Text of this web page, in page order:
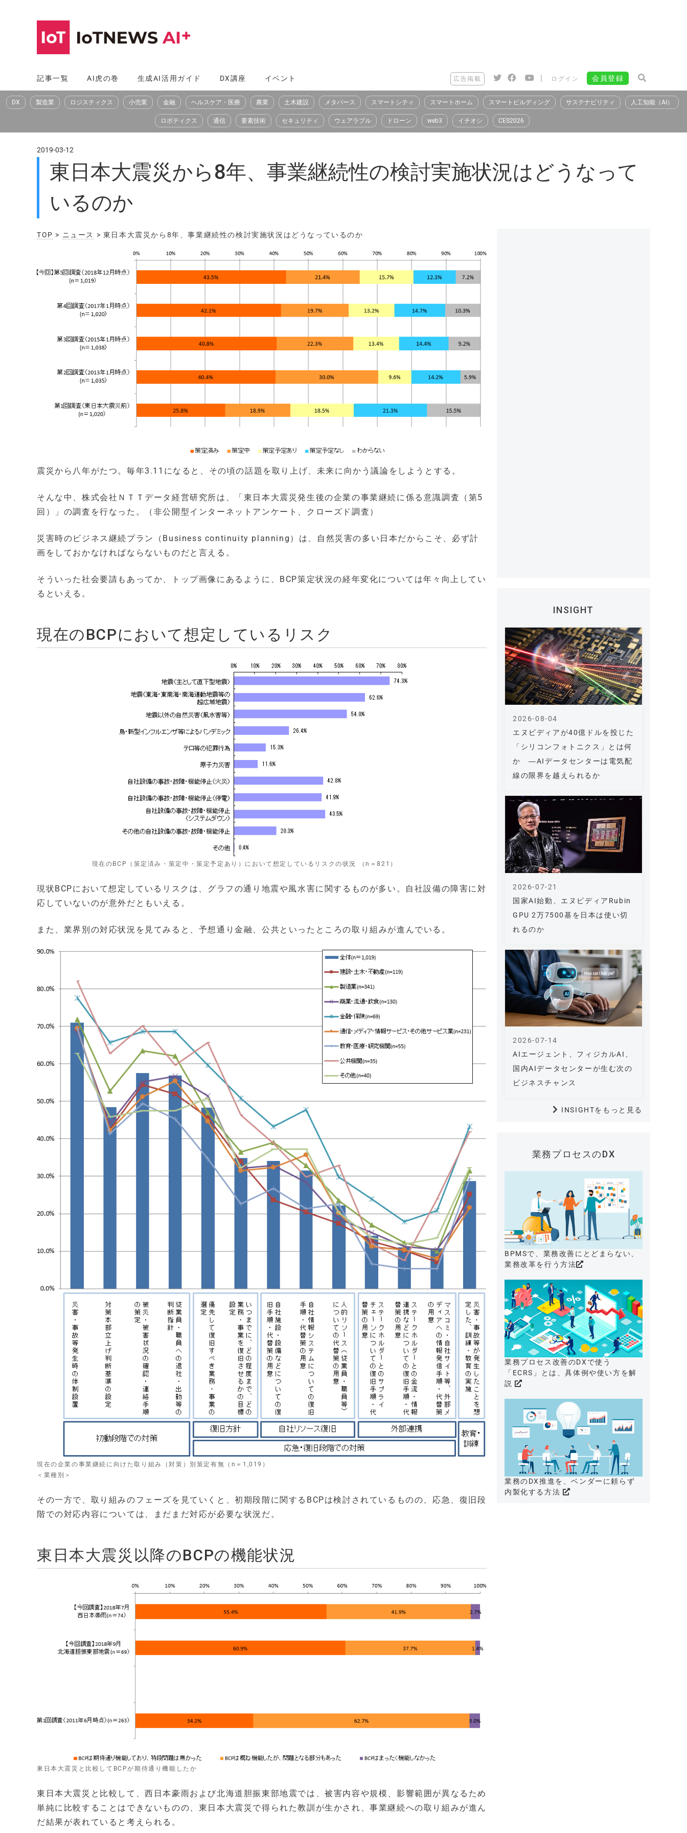
へ
ス
記事一覧 AI虎の巻 生成AI活用ガイド DX講座 イベント 広告掲載 | ログイン 会員登録
DX 製造業 ロジスティクス 小売業 金融 ヘルスケア・医療 農業 土木建設 メタバース スマートシティ スマートホーム スマートビルディング サステナビリティ 人工知能（AI）
ロボティクス 通信 要素技術 セキュリティ ウェアラブル ドローン web3 イチオシ CES2026
2019-03-12
東日本大震災から8年、事業継続性の検討実施状況はどうなって
いるのか
TOP > ニュース > 東日本大震災から8年、事業継続性の検討実施状況はどうなっているのか
震災から八年がたつ。毎年3.11になると、その頃の話題を取り上げ、未来に向かう議論をしようとする。
そんな中、株式会社ＮＴＴデータ経営研究所は、「東日本大震災発生後の企業の事業継続に係る意識調査（第5
回）」の調査を行なった。（非公開型インターネットアンケート、クローズド調査）
災害時のビジネス継続プラン（Business continuity planning）は、自然災害の多い日本だからこそ、必ず計
画をしておかなければならないものだと言える。
そういった社会要請もあってか、トップ画像にあるように、BCP策定状況の経年変化については年々向上してい
るといえる。
現在のBCPにおいて想定しているリスク
現在のBCP（策定済み・策定中・策定予定あり）において想定しているリスクの状況 （n＝821）
現状BCPにおいて想定しているリスクは、グラフの通り地震や風水害に関するものが多い。自社設備の障害に対
応していないのが意外だともいえる。
また、業界別の対応状況を見てみると、予想通り金融、公共といったところの取り組みが進んでいる。
現在の企業の事業継続に向けた取り組み（対策）別策定有無（n＝1,019）
＜業種別＞
その一方で、取り組みのフェーズを見ていくと、初期段階に関するBCPは検討されているものの、応急、復旧段
階での対応内容については、まだまだ対応が必要な状況だ。
東日本大震災以降のBCPの機能状況
東日本大震災と比較してBCPが期待通り機能したか
東日本大震災と比較して、西日本豪雨および北海道胆振東部地震では、被害内容や規模、影響範囲が異なるため
単純に比較することはできないものの、東日本大震災で得られた教訓が生かされ、事業継続への取り組みが進ん
だ結果が表れていると考えられる。
INSIGHT
エヌビディアが40億ドルを投じた
「シリコンフォトニクス」とは何
か ―AIデータセンターは電気配
線の限界を越えられるか
2026-08-04
国家AI始動、エヌビディアRubin
GPU 2万7500基を日本は使い切
れるのか
2026-07-21
AIエージェント、フィジカルAI、
国内AIデータセンターが生む次の
ビジネスチャンス
2026-07-14
INSIGHTをもっと見る
業務プロセスのDX
BPMSで、業務改善にとどまらない、
業務改革を行う方法
業務プロセス改善のDXで使う
「ECRS」とは、具体例や使い方を解
説
業務のDX推進を、ベンダーに頼らず
内製化する方法